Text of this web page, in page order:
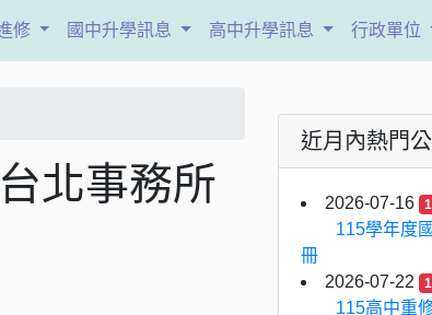
修 國中升學訊息 高中升學訊息 行政單位
北事務所
近月內熱門
2026-07-16
115學年度
冊
2026-07-22
115高中重